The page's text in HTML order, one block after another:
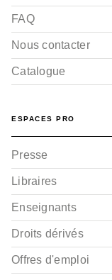
FAQ
Nous contacter
Catalogue
ESPACES PRO
Presse
Libraires
Enseignants
Droits dérivés
Offres d'emploi